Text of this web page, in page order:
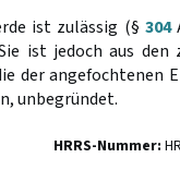
ist zulässig (§ 304
ist jedoch aus den
der angefochtenen
unbegründet.
HRRS-Nummer: